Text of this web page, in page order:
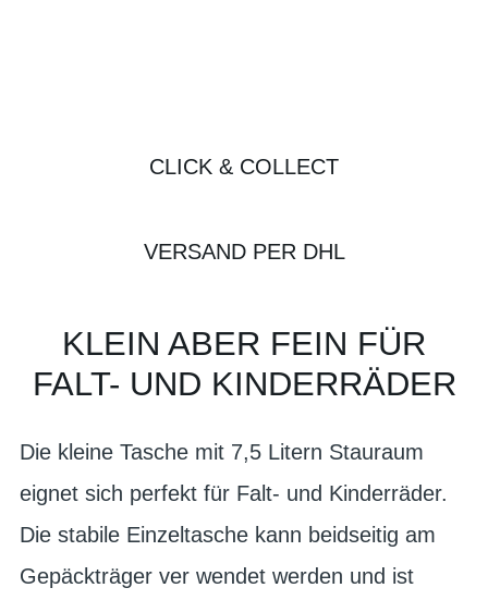
CLICK & COLLECT
VERSAND PER DHL
KLEIN ABER FEIN FÜR
FALT- UND KINDERRÄDER
Die kleine Tasche mit 7,5 Litern Stauraum
eignet sich perfekt für Falt- und Kinderräder.
Die stabile Einzeltasche kann beidseitig am
Gepäckträger ver wendet werden und ist